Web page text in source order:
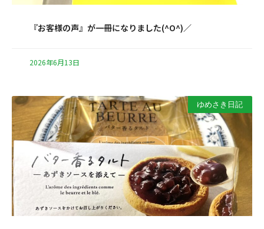
『お客様の声』が一冊になりました(^O^)／
2026年6月13日
ゆめさき日記